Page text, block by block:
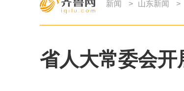
新闻 > 山东新闻 >
省人大常委会开